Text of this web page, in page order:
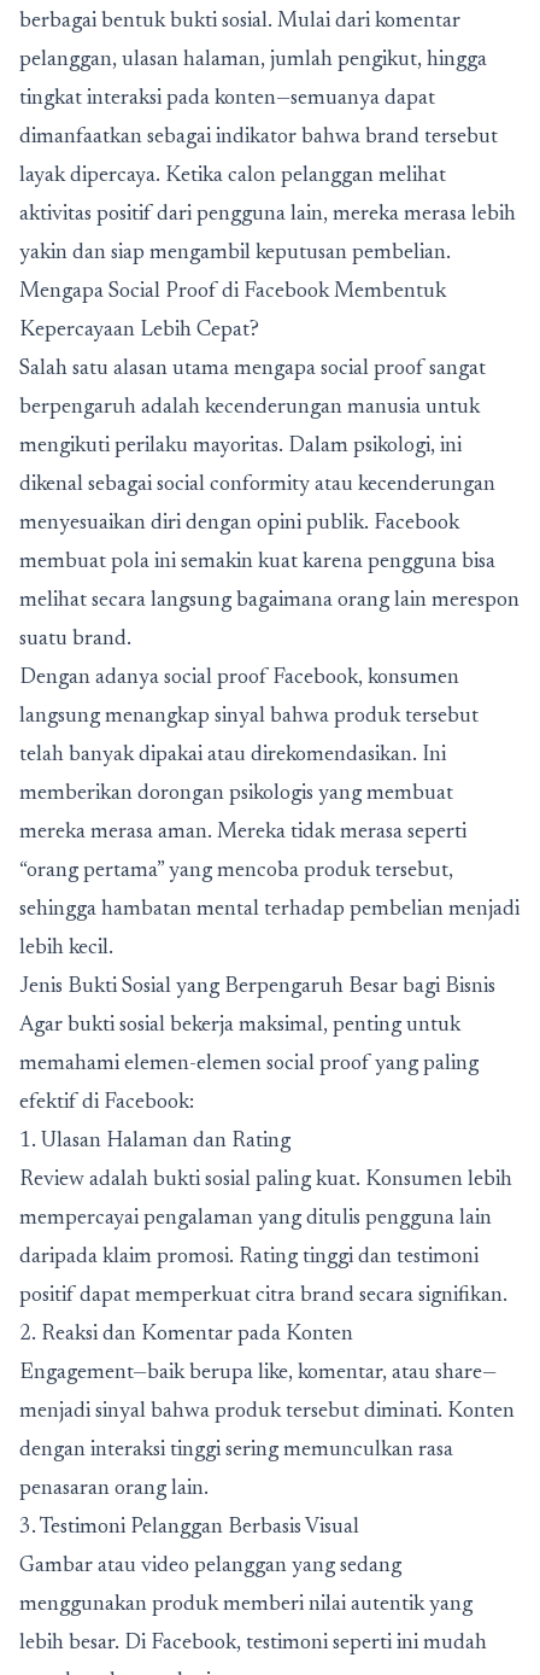
berbagai bentuk bukti sosial. Mulai dari komentar
pelanggan, ulasan halaman, jumlah pengikut, hingga
tingkat interaksi pada konten—semuanya dapat
dimanfaatkan sebagai indikator bahwa brand tersebut
layak dipercaya. Ketika calon pelanggan melihat
aktivitas positif dari pengguna lain, mereka merasa lebih
yakin dan siap mengambil keputusan pembelian.
Mengapa Social Proof di Facebook Membentuk
Kepercayaan Lebih Cepat?
Salah satu alasan utama mengapa social proof sangat
berpengaruh adalah kecenderungan manusia untuk
mengikuti perilaku mayoritas. Dalam psikologi, ini
dikenal sebagai social conformity atau kecenderungan
menyesuaikan diri dengan opini publik. Facebook
membuat pola ini semakin kuat karena pengguna bisa
melihat secara langsung bagaimana orang lain merespon
suatu brand.
Dengan adanya social proof Facebook, konsumen
langsung menangkap sinyal bahwa produk tersebut
telah banyak dipakai atau direkomendasikan. Ini
memberikan dorongan psikologis yang membuat
mereka merasa aman. Mereka tidak merasa seperti
“orang pertama” yang mencoba produk tersebut,
sehingga hambatan mental terhadap pembelian menjadi
lebih kecil.
Jenis Bukti Sosial yang Berpengaruh Besar bagi Bisnis
Agar bukti sosial bekerja maksimal, penting untuk
memahami elemen-elemen social proof yang paling
efektif di Facebook:
1. Ulasan Halaman dan Rating
Review adalah bukti sosial paling kuat. Konsumen lebih
mempercayai pengalaman yang ditulis pengguna lain
daripada klaim promosi. Rating tinggi dan testimoni
positif dapat memperkuat citra brand secara signifikan.
2. Reaksi dan Komentar pada Konten
Engagement—baik berupa like, komentar, atau share—
menjadi sinyal bahwa produk tersebut diminati. Konten
dengan interaksi tinggi sering memunculkan rasa
penasaran orang lain.
3. Testimoni Pelanggan Berbasis Visual
Gambar atau video pelanggan yang sedang
menggunakan produk memberi nilai autentik yang
lebih besar. Di Facebook, testimoni seperti ini mudah